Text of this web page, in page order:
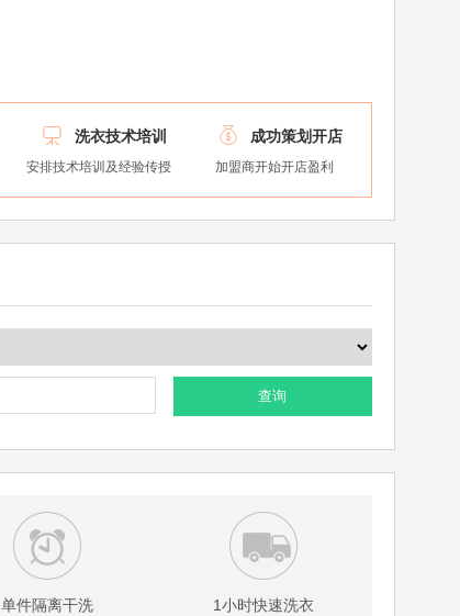
 洗衣技术培训
安排技术培训及经验传授
 成功策划开店
加盟商开始开店盈利
查询
单件隔离干洗 1小时快速洗衣